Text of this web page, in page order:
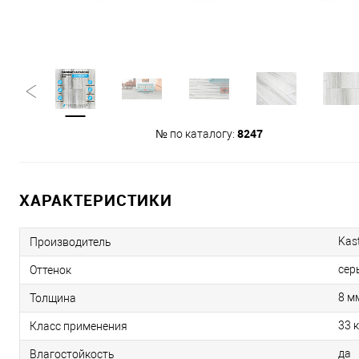
№ по каталогу: 8247
ХАРАКТЕРИСТИКИ
Производитель
Оттенок
Толщина 8
Класс применения 33
Влагостойкость да